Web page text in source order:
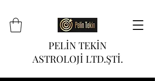
PELİN TEKİN
ASTROLOJİ LTD.ŞTİ.